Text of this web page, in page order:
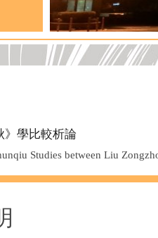
》學比較析論
Studies between Liu